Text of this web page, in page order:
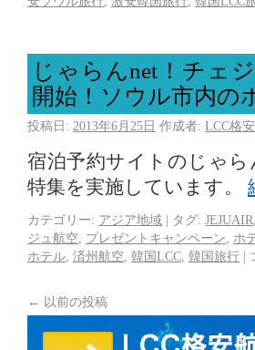
じゃらんnet！チェ
開始！ソウル市内の
投稿日: 2013年6月25日 作成者: LCC格
宿泊予約サイトのじゃ
特集を実施しています。
カテゴリー: アジア地域 | タグ: JEJUAIR
ジュ航空
プレゼントキャンペーン ホ
ホテル 済州航空 韓国LCC 韓国旅行 |
← 以前の投稿